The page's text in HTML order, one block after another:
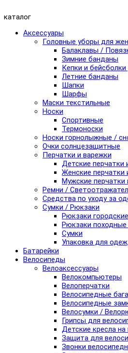
каталог
Аксессуары
Головные уборы для
Балаклавы /
Зимние банданы
Кепки и
Летние банданы
Шапки
Шарфы
Маски текстильные
Носки
Спортивные
Термоноски
Носки горнолыжные /
Очки солнцезащитные
Перчатки и варежки
Детские перчатки
Женские перчатки
Мужские перчатки
Ремни /
Средства по уходу за
Сумки / Рюкзаки
Рюкзаки
Рюкзаки походные
Сумки
Упаковка для
Батарейки
Велосипеды
Велоаксессуары
Велокомпьютеры
Велоперчатки
Велосипедные
Велосипедные
Велосумки /
Грипсы для
Детские кресла на
Защита для
Звонки